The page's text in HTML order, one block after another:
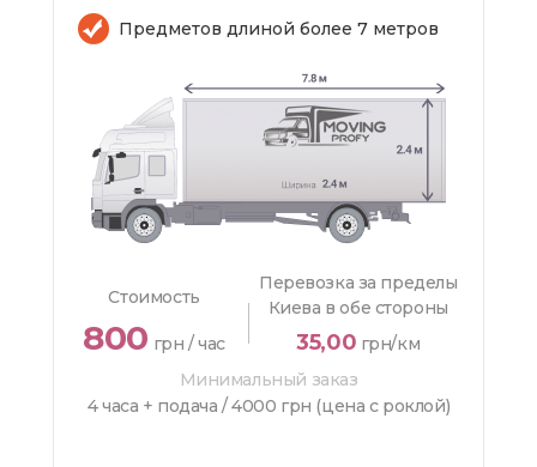
Предметов длиной более 7 метров
Стоимость
800 грн / час
Перевозка за пределы
Киева в обе стороны
35,00 грн/км
Минимальный заказ
4 часа + подача /4000 грн (цена с роклой)